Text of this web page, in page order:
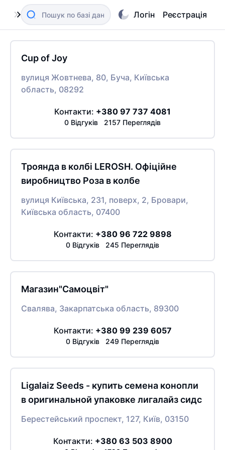
Логін Реєстрація
Cup of Joy
вулиця Жовтнева, 80, Буча, Київська
область, 08292
Контакти: +380 97 737 4081
0 Відгуків 2157 Переглядів
Троянда в колбі LEROSH. Офіційне
виробництво Роза в колбе
вулиця Київська, 231, поверх, 2, Бровари,
Київська область, 07400
Контакти: +380 96 722 9898
0 Відгуків 245 Переглядів
Магазин"Самоцвіт"
Свалява, Закарпатська область, 89300
Контакти: +380 99 239 6057
0 Відгуків 249 Переглядів
Ligalaiz Seeds - купить семена конопли
в оригинальной упаковке лигалайз сидс
Берестейський проспект, 127, Київ, 03150
Контакти: +380 63 503 8900